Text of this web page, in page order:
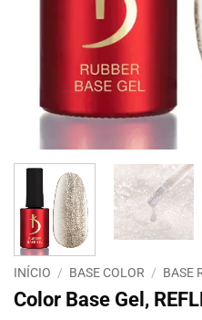
INÍCIO / BASE COLOR / BASE
Color Base Gel,